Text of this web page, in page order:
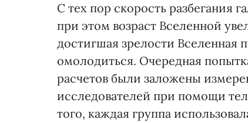
С тех пор скорость разбегания
при этом возраст Вселенной
достигшая зрелости
омолодиться. Очередная
расчетов были заложены
исследователей при помощи
того, каждая группа